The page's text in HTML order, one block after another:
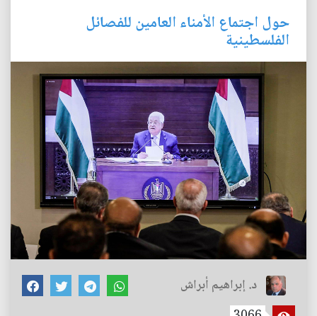
حول اجتماع الأمناء العامين للفصائل
الفلسطينية
د. إبراهيم أبراش